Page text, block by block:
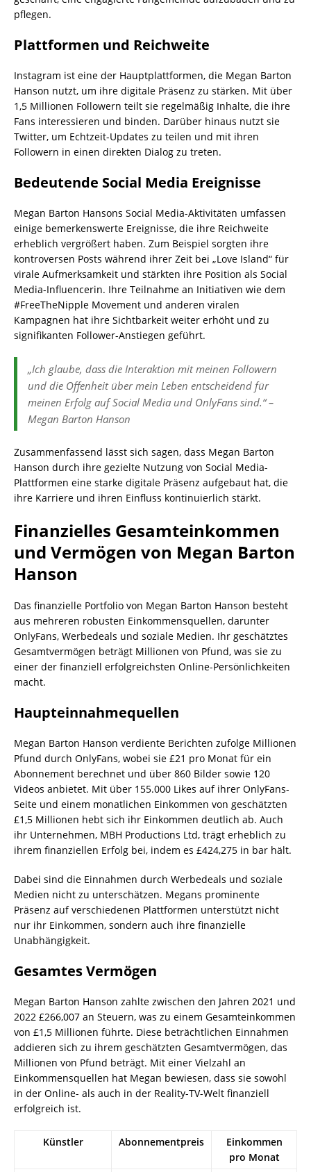
pflegen.
Plattformen und Reichweite
Instagram ist eine der Hauptplattformen, die Megan Barton
Hanson nutzt, um ihre digitale Präsenz zu stärken. Mit über
1,5 Millionen Followern teilt sie regelmäßig Inhalte, die ihre
Fans interessieren und binden. Darüber hinaus nutzt sie
Twitter, um Echtzeit-Updates zu teilen und mit ihren
Followern in einen direkten Dialog zu treten.
Bedeutende Social Media Ereignisse
Megan Barton Hansons Social Media-Aktivitäten umfassen
einige bemerkenswerte Ereignisse, die ihre Reichweite
erheblich vergrößert haben. Zum Beispiel sorgten ihre
kontroversen Posts während ihrer Zeit bei „Love Island“ für
virale Aufmerksamkeit und stärkten ihre Position als Social
Media-Influencerin. Ihre Teilnahme an Initiativen wie dem
#FreeTheNipple Movement und anderen viralen
Kampagnen hat ihre Sichtbarkeit weiter erhöht und zu
signifikanten Follower-Anstiegen geführt.
„Ich glaube, dass die Interaktion mit meinen Followern
und die Offenheit über mein Leben entscheidend für
meinen Erfolg auf Social Media und OnlyFans sind.“ –
Megan Barton Hanson
Zusammenfassend lässt sich sagen, dass Megan Barton
Hanson durch ihre gezielte Nutzung von Social Media-
Plattformen eine starke digitale Präsenz aufgebaut hat, die
ihre Karriere und ihren Einfluss kontinuierlich stärkt.
Finanzielles Gesamteinkommen
und Vermögen von Megan Barton
Hanson
Das finanzielle Portfolio von Megan Barton Hanson besteht
aus mehreren robusten Einkommensquellen, darunter
OnlyFans, Werbedeals und soziale Medien. Ihr geschätztes
Gesamtvermögen beträgt Millionen von Pfund, was sie zu
einer der finanziell erfolgreichsten Online-Persönlichkeiten
macht.
Haupteinnahmequellen
Megan Barton Hanson verdiente Berichten zufolge Millionen
Pfund durch OnlyFans, wobei sie £21 pro Monat für ein
Abonnement berechnet und über 860 Bilder sowie 120
Videos anbietet. Mit über 155.000 Likes auf ihrer OnlyFans-
Seite und einem monatlichen Einkommen von geschätzten
£1,5 Millionen hebt sich ihr Einkommen deutlich ab. Auch
ihr Unternehmen, MBH Productions Ltd, trägt erheblich zu
ihrem finanziellen Erfolg bei, indem es £424,275 in bar hält.
Dabei sind die Einnahmen durch Werbedeals und soziale
Medien nicht zu unterschätzen. Megans prominente
Präsenz auf verschiedenen Plattformen unterstützt nicht
nur ihr Einkommen, sondern auch ihre finanzielle
Unabhängigkeit.
Gesamtes Vermögen
Megan Barton Hanson zahlte zwischen den Jahren 2021 und
2022 £266,007 an Steuern, was zu einem Gesamteinkommen
von £1,5 Millionen führte. Diese beträchtlichen Einnahmen
addieren sich zu ihrem geschätzten Gesamtvermögen, das
Millionen von Pfund beträgt. Mit einer Vielzahl an
Einkommensquellen hat Megan bewiesen, dass sie sowohl
in der Online- als auch in der Reality-TV-Welt finanziell
erfolgreich ist.
Künstler Abonnementpreis
Einkommen
pro Monat